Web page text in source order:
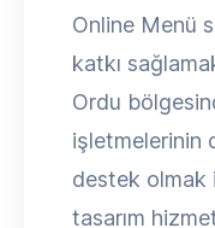
Online Menü
katkı
Ordu
işletmelerinin
destek olmak
tasarım